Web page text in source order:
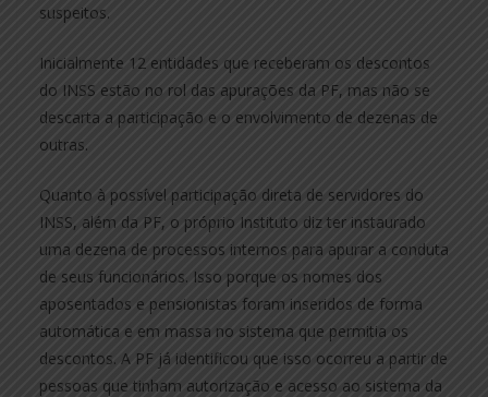
suspeitos.
Inicialmente 12 entidades que receberam os descontos
do INSS estão no rol das apurações da PF, mas não se
descarta a participação e o envolvimento de dezenas de
outras.
Quanto à possível participação direta de servidores do
INSS, além da PF, o próprio Instituto diz ter instaurado
uma dezena de processos internos para apurar a conduta
de seus funcionários. Isso porque os nomes dos
aposentados e pensionistas foram inseridos de forma
automática e em massa no sistema que permitia os
descontos. A PF já identificou que isso ocorreu a partir de
pessoas que tinham autorização e acesso ao sistema da